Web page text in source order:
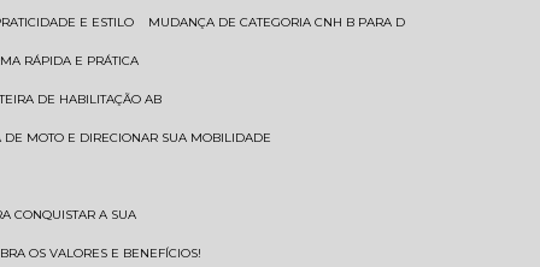
E ESTILO MUDANÇA DE CATEGORIA CNH B PARA D
RÁPIDA E PRÁTICA
DE HABILITAÇÃO AB
DE MOTO E DIRECIONAR SUA MOBILIDADE
CONQUISTAR A SUA
OS VALORES E BENEFÍCIOS!